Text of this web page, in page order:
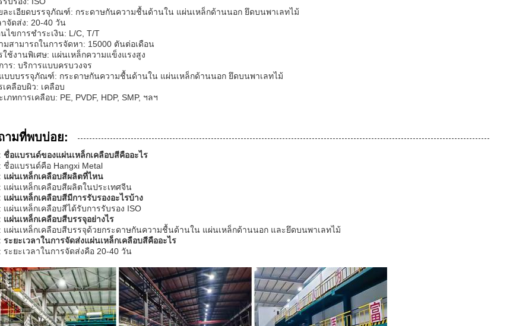
ละเอียดบรรจุภัณฑ์: กระดาษกันความชื้นด้านใน แผ่นเหล็กด้านนอก ยึดบนพาเลทไม้
าจัดส่ง: 20-40 วัน
นไขการชำระเงิน: L/C, T/T
มสามารถในการจัดหา: 15000 ตันต่อเดือน
ใช้งานพิเศษ: แผ่นเหล็กความแข็งแรงสูง
าร: บริการแบบครบวงจร
บบบรรจุภัณฑ์: กระดาษกันความชื้นด้านใน แผ่นเหล็กด้านนอก ยึดบนพาเลทไม้
เคลือบผิว: เคลือบ
เภทการเคลือบ: PE, PVDF, HDP, SMP, ฯลฯ
ามที่พบบ่อย:
ชื่อแบรนด์ของแผ่นเหล็กเคลือบสีคืออะไร
ชื่อแบรนด์คือ Hangxi Metal
แผ่นเหล็กเคลือบสีผลิตที่ไหน
แผ่นเหล็กเคลือบสีผลิตในประเทศจีน
แผ่นเหล็กเคลือบสีมีการรับรองอะไรบ้าง
แผ่นเหล็กเคลือบสีได้รับการรับรอง ISO
แผ่นเหล็กเคลือบสีบรรจุอย่างไร
แผ่นเหล็กเคลือบสีบรรจุด้วยกระดาษกันความชื้นด้านใน แผ่นเหล็กด้านนอก และยึดบนพาเลทไม้
ระยะเวลาในการจัดส่งแผ่นเหล็กเคลือบสีคืออะไร
ระยะเวลาในการจัดส่งคือ 20-40 วัน